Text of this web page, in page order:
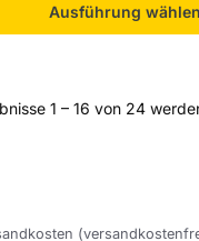
Ausführung wählen
1 – 16 von 24